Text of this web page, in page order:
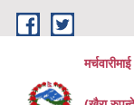
Skip to main content